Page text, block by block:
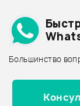
Архив
Архив товаров
Все товары
Архив товаров
Большинство